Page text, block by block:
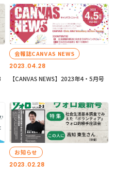
2023.04.28
会報誌CANVAS NEWS
【CANVAS NEWS】2023年4・5月号
2023.02.28
お知らせ